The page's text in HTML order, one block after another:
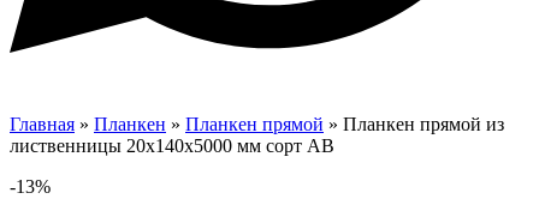
Главная » Планкен » Планкен прямой » Планкен прямой из
лиственницы 20х140х5000 мм сорт АВ
-13%